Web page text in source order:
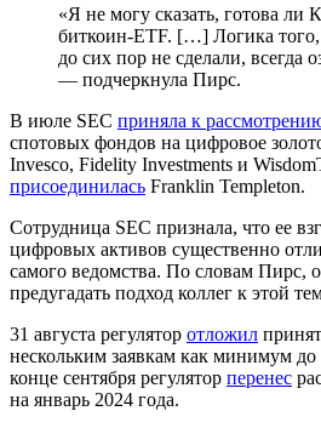
«Я не могу сказать, готова ли
биткоин-ETF. […] Логика
до сих пор не сделали, всегда
— подчеркнула Пирс.
В июле SEC приняла к
спотовых фондов на цифровое
Invesco, Fidelity Investments и
присоединилась Franklin Templeton.
Сотрудница SEC признала, что ее
цифровых активов существенно
самого ведомства. По словам Пирс,
предугадать подход коллег к этой
31 августа регулятор отложил
нескольким заявкам как минимум
конце сентября регулятор перенес
на январь 2024 года.